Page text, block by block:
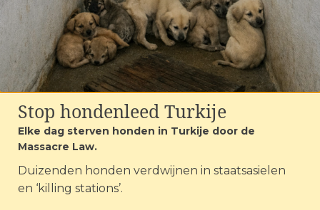
Bestand downloaden:
https://afbeeldingen.animalstoday.nl/2021/02/animalstoday-das-
Roermond-onder-TV-toren.mp4?_=1
.
Ik vroeg het mij al eerder af, maar wat
voor een zelfbenoemde dassenexperts
heeft de provincie eigenlijk
geraadpleegd?? Dat blijk 'bureau'
Natuuronderzoek
Stop hondenleed Turkije
Elke dag sterven honden in Turkije door de
Massacre Law.
Duizenden honden verdwijnen in staatsasielen
en ‘killing stations’.